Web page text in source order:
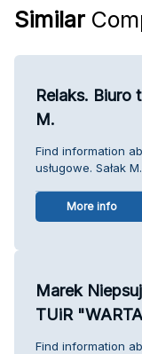
Similar
Relaks. Biuro
M.
Find information
usługowe. Sałak
More info
Marek
TUiR
Find information